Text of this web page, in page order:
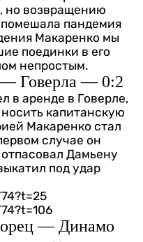
но возвращению
пандемия
Макаренко мы
поединки в его
непростым.
Говерла — 0:2
в аренде в Говерле,
капитанскую
Макаренко стал
случае он
Дамьену
под удар
— Динамо